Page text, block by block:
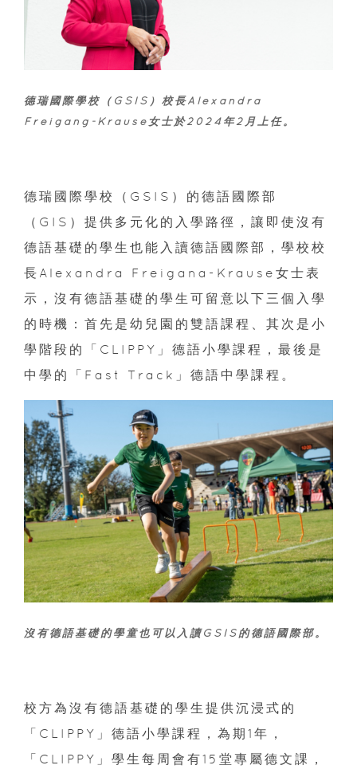
德瑞國際學校（GSIS）校長Alexandra
Freigang-Krause女士於2024年2月上任。
德瑞國際學校（GSIS）的德語國際部
（GIS）提供多元化的入學路徑，讓即使沒有
德語基礎的學生也能入讀德語國際部，學校校
長Alexandra Freigana-Krause女士表
示，沒有德語基礎的學生可留意以下三個入學
的時機：首先是幼兒園的雙語課程、其次是小
學階段的「CLIPPY」德語小學課程，最後是
中學的「Fast Track」德語中學課程。
沒有德語基礎的學童也可以入讀GSIS的德語國際部。
校方為沒有德語基礎的學生提供沉浸式的
「CLIPPY」德語小學課程，為期1年，
「CLIPPY」學生每周會有15堂專屬德文課，